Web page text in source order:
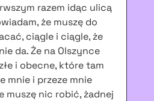
razem idąc ulicą
że muszę do
ciągle i ciągle, że
da. Że na Olszynce
i obecne, które tam
mnie i przeze mnie
muszę nic robić, żadnej